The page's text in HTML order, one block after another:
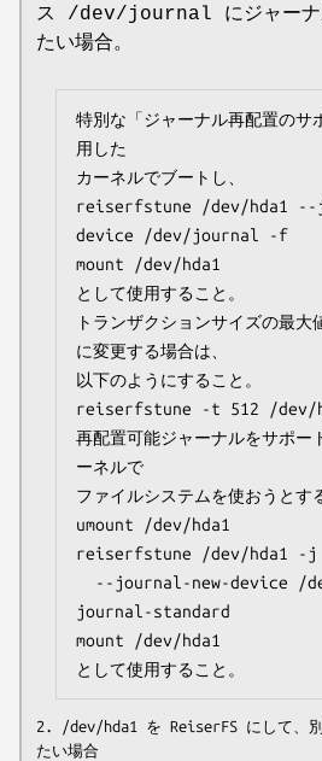
ス /dev/journal にジャーナ
たい場合。
特別な「ジャーナル再配置のサ
用した
カーネルでブートし、
reiserfstune /dev/hda1 --
device /dev/journal -f
mount /dev/hda1
として使用すること。
トランザクションサイズの最
に変更する場合は、
以下のようにすること。
reiserfstune -t 512 /dev/
再配置可能ジャーナルをサポー
ーネルで
ファイルシステムを使おうとす
umount /dev/hda1
reiserfstune /dev/hda1
journal-standard
mount /dev/hda1
として使用すること。
2. /dev/hda1 を ReiserFS にして、別
たい場合